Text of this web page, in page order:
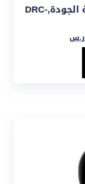
كاميرا بوابة كوماكس عالية الجودة,DRC-
ر.س